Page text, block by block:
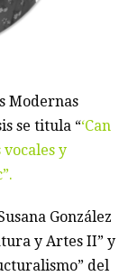
Modernas
se titula “‘Can
y
González
y Artes II” y
del